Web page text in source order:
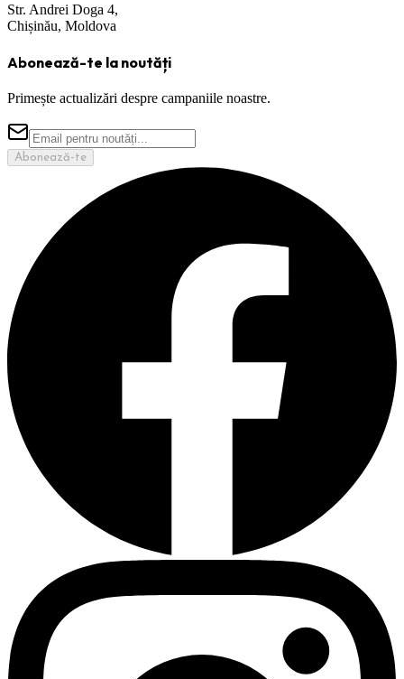
Str. Andrei Doga 4,
Chișinău, Moldova
Abonează-te la noutăți
Primește actualizări despre campaniile noastre.
Abonează-te